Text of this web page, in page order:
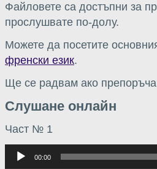
Файловете са достъпни за
прослушвате по-долу.
Можете да посетите
френски език.
Ще се радвам ако
Слушане онлайн
Част № 1
Аудиоплеер
00:00